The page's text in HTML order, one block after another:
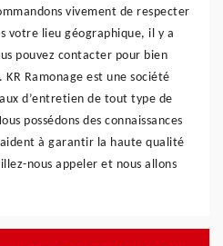
vivement de respecter
votre lieu géographique, il y a
pouvez contacter pour bien
Ramonage est une société
d’entretien de tout type de
possédons des connaissances
à garantir la haute qualité
nous appeler et nous allons